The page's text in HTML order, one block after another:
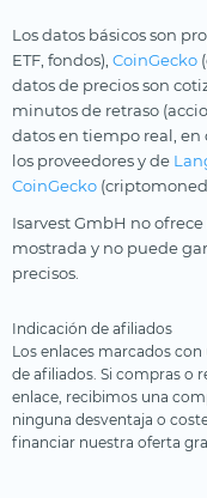
Los datos básicos son
ETF, fondos), CoinGecko
datos de precios son
minutos de retraso
datos en tiempo real, en
los proveedores y de
CoinGecko
Isarvest GmbH no
mostrada y no puede
precisos.
Indicación de afiliados
Los enlaces marcados
de afiliados. Si compras o
enlace, recibimos una
ninguna desventaja o
financiar nuestra oferta